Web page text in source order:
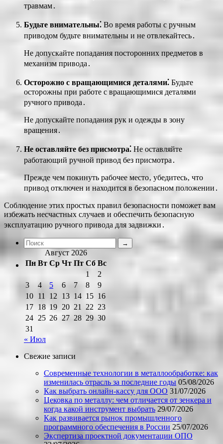
травмам․
Будьте внимательны⁚ Во время работы с ручным
приводом будьте внимательны и не отвлекайтесь․
Не допускайте попадания посторонних предметов в
механизм привода․
Осторожно с вращающимися деталями⁚ Будьте
осторожны при работе с вращающимися деталями
ручного привода․
Не допускайте попадания рук и одежды в зону
вращения․
Не оставляйте без присмотра⁚ Не оставляйте
работающий ручной привод без присмотра․
Прежде чем покинуть рабочее место‚ убедитесь‚ что
привод отключен и находится в безопасном положении․
Соблюдение этих простых правил безопасности поможет вам
избежать несчастных случаев и обеспечить безопасную
эксплуатацию ручного привода для задвижки․
Август 2026
Пн Вт Ср Чт Пт Сб Вс
1
2
3
4 5 6 7 8
9
10 11 12 13 14 15 16
17 18 19 20 21 22 23
24 25 26 27 28 29 30
31
« Июл
Свежие записи
Современные технологии в металлообработке: как
изменилась отрасль за последние годы 05/08/2026
Как выбрать онлайн-кассу для ООО 31/07/2026
Цековка по металлу: чем отличается от зенкера и
когда какой инструмент выбрать 29/07/2026
Как развивается рынок промышленного
программного обеспечения в России 25/07/2026
Экспертиза проектной документации ОПО